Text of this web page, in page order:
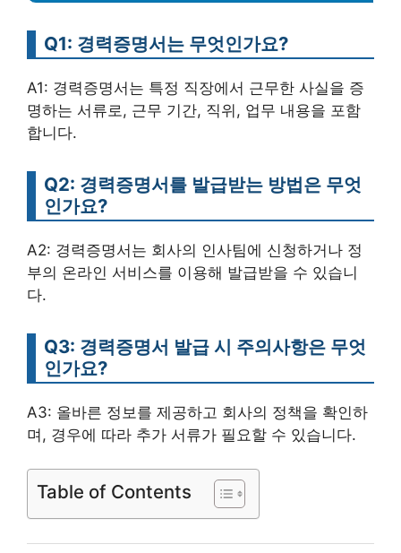
Q1: 경력증명서는 무엇인가요?
A1: 경력증명서는 특정 직장에서 근무한 사실을 증
명하는 서류로, 근무 기간, 직위, 업무 내용을 포함
합니다.
Q2: 경력증명서를 발급받는 방법은 무엇
인가요?
A2: 경력증명서는 회사의 인사팀에 신청하거나 정
부의 온라인 서비스를 이용해 발급받을 수 있습니
다.
Q3: 경력증명서 발급 시 주의사항은 무엇
인가요?
A3: 올바른 정보를 제공하고 회사의 정책을 확인하
며, 경우에 따라 추가 서류가 필요할 수 있습니다.
Table of Contents